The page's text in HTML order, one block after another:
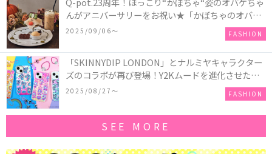
んがアニバーサリーをお祝い★「かぼちゃのオバケ
ーキアクセサリー」が新発売！Q-pot CAFE.では
「かぼちゃのオバケーキプレート」も登場
2025/09/06〜 FASHION
「SKINNYDIP LONDON」とナルミヤキャラクター
ズのコラボが再び登場！Y2Kムードを進化させた新
作コレクションを発売♪
2025/08/27〜 FASHION
SEE MORE